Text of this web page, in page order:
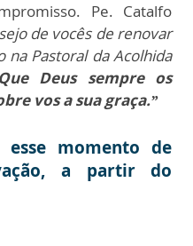
Pe. Catalfo
de vocês de renovar
Pastoral da Acolhida
Que Deus sempre os
vos a sua graça.”
momento de
a partir do